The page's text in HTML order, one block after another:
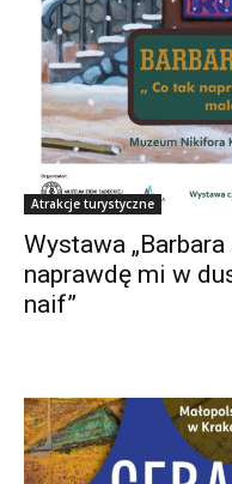
Atrakcje turystyczne
Wystawa
naprawdę mi w
naif”